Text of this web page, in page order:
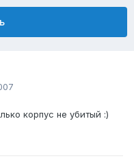
корпус не убитый :)